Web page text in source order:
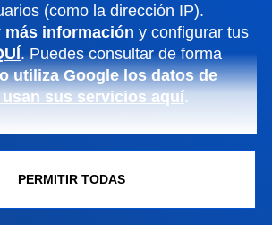
(como la dirección IP).
más información y configurar tus
. Puedes consultar de forma
utiliza Google los datos de
sus servicios aquí.
PERMITIR TODAS